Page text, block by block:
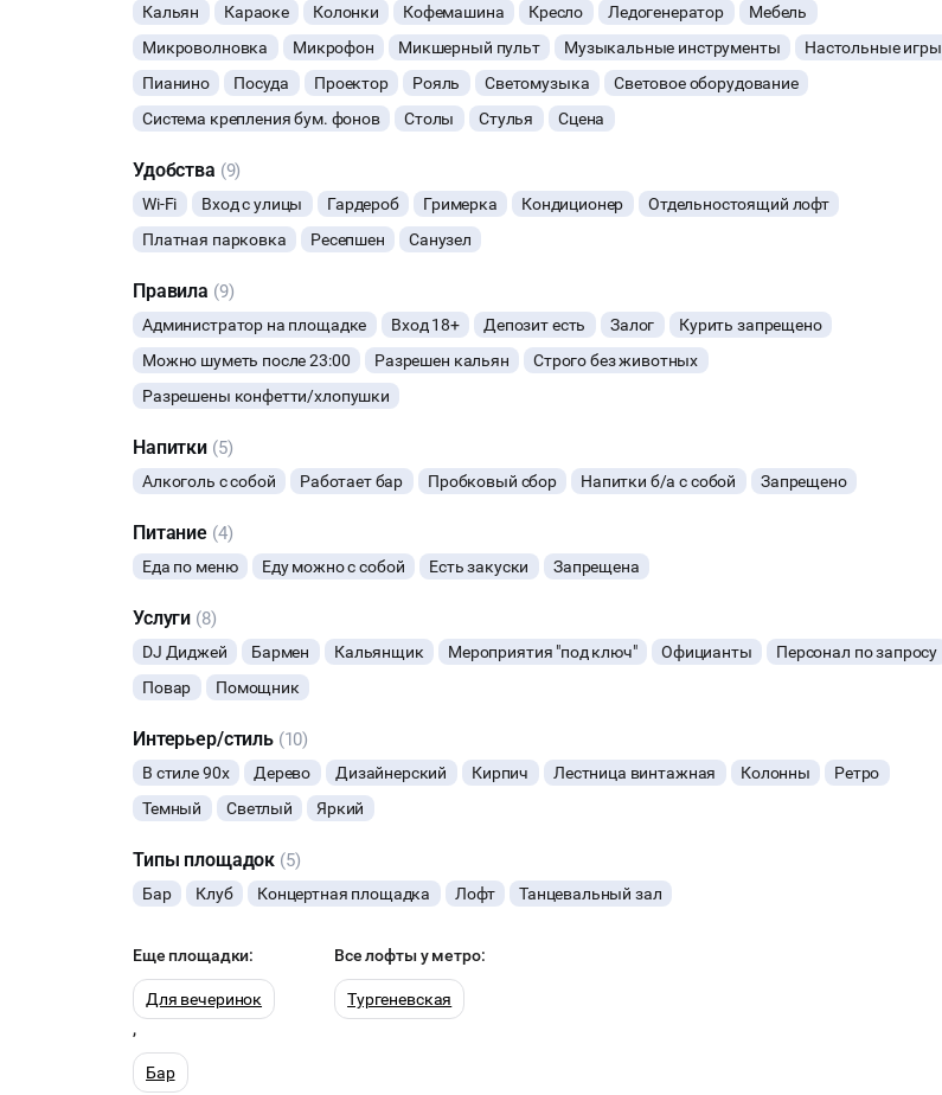
Кальян
Караоке Колонки Кофемашина Кресло Ледогенератор
Мебель
Микроволновка
Микрофон Микшерный пульт Музыкальные инструменты
Настольные игры
Пианино
Посуда Проектор Рояль Светомузыка
Световое оборудование
Система крепления бум. фонов
Столы Стулья Сцена
Удобства (9)
Wi-Fi Вход с улицы Гардероб Гримерка Кондиционер
Отдельностоящий лофт
Платная парковка
Ресепшен Санузел
Правила (9)
Администратор на площадке Вход 18+ Депозит есть Залог
Курить запрещено
Можно шуметь после 23:00
Разрешен кальян
Строго без животных
Разрешены конфетти/хлопушки
Напитки (5)
Алкоголь с собой Работает бар Пробковый сбор Напитки б/а с собой Запрещено
Питание (4)
Еда по меню Еду можно с собой Есть закуски Запрещена
Услуги (8)
DJ Диджей Бармен Кальянщик Мероприятия "под ключ" Официанты
Персонал по запросу
Повар
Помощник
Интерьер/стиль (10)
В стиле 90х Дерево Дизайнерский Кирпич Лестница винтажная Колонны
Ретро
Темный
Светлый Яркий
Типы площадок (5)
Бар Клуб Концертная площадка Лофт Танцевальный зал
Еще площадки:
Для вечеринок
,
Бар
Все лофты у метро:
Тургеневская